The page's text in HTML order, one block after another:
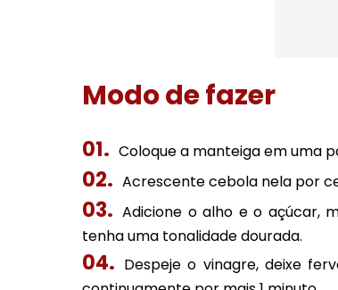
Modo de fazer
Coloque a manteiga em uma
Acrescente cebola nela por
Adicione o alho e o açúcar,
tenha uma tonalidade dourada.
Despeje o vinagre, deixe